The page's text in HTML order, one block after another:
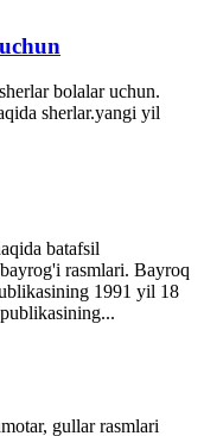
bolalar uchun.
sherlar.yangi yil
batafsil
rasmlari. Bayroq
1991 yil 18
gullar rasmlari